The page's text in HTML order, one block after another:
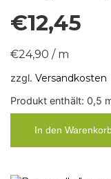
€12,45
€24,90 / m
zzgl. Versandkosten
Produkt enthält: 0,5
In den